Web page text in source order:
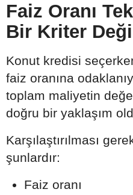
Faiz Oranı
Bir Kriter
Konut kredisi
faiz oranına
toplam maliyetin
doğru bir yaklaşım
Karşılaştırılması
şunlardır:
Faiz oranı